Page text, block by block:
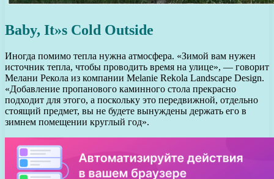
Baby, It»s Cold Outside
Иногда помимо тепла нужна атмосфера. «Зимой вам нужен
источник тепла, чтобы проводить время на улице», — говорит
Мелани Рекола из компании Melanie Rekola Landscape Design.
«Добавление пропанового каминного стола прекрасно
подходит для этого, а поскольку это передвижной, отдельно
стоящий предмет, вы не будете вынуждены держать его в
зимнем помещении круглый год».